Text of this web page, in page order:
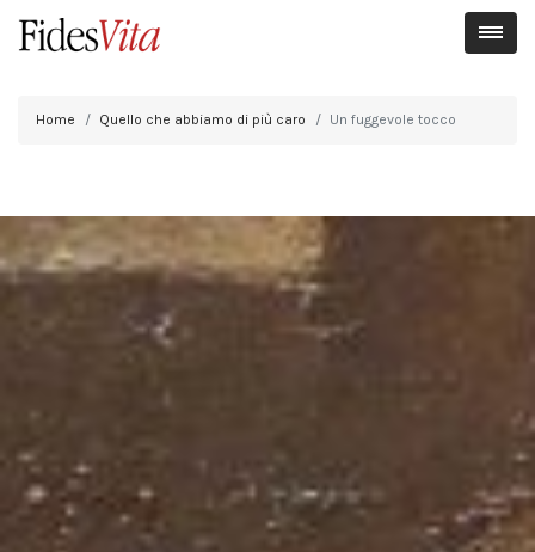
Home Quello che abbiamo di più caro Un fuggevole tocco